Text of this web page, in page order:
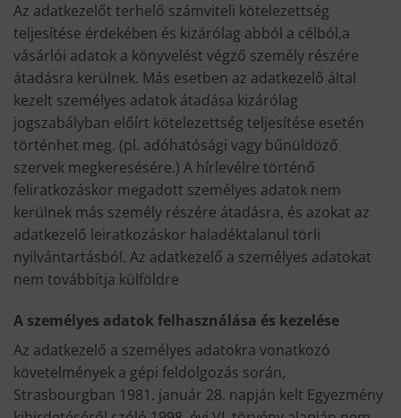
Az adatkezelőt terhelő számviteli kötelezettség
teljesítése érdekében és kizárólag abból a célból,a
vásárlói adatok a könyvelést végző személy részére
átadásra kerülnek. Más esetben az adatkezelő által
kezelt személyes adatok átadása kizárólag
jogszabályban előírt kötelezettség teljesítése esetén
történhet meg. (pl. adóhatósági vagy bűnüldöző
szervek megkeresésére.) A hírlevélre történő
feliratkozáskor megadott személyes adatok nem
kerülnek más személy részére átadásra, és azokat az
adatkezelő leiratkozáskor haladéktalanul törli
nyilvántartásból. Az adatkezelő a személyes adatokat
nem továbbítja külföldre
A személyes adatok felhasználása és kezelése
Az adatkezelő a személyes adatokra vonatkozó
követelmények a gépi feldolgozás során,
Strasbourgban 1981. január 28. napján kelt Egyezmény